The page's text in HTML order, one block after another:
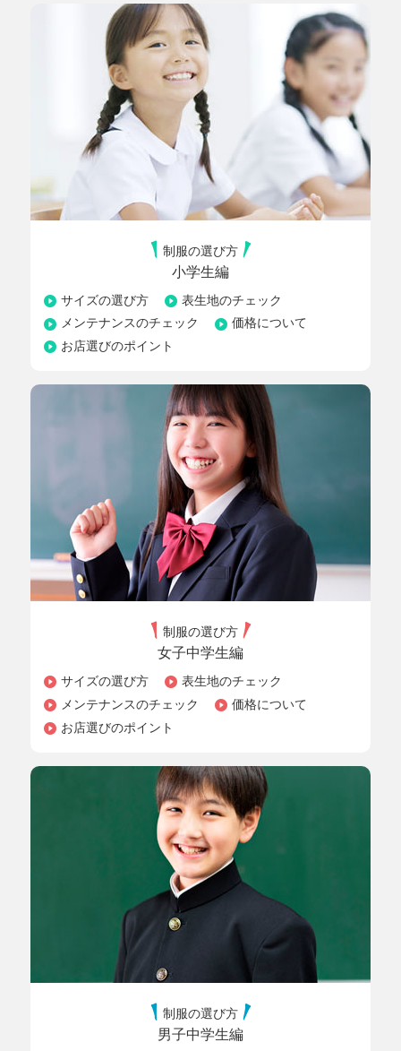
制服の選び方
小学生編
サイズの選び方
表生地のチェック
メンテナンスのチェック
価格について
お店選びのポイント
制服の選び方
女子中学生編
サイズの選び方
表生地のチェック
メンテナンスのチェック
価格について
お店選びのポイント
制服の選び方
男子中学生編